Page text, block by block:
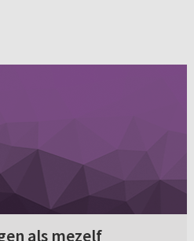
als mezelf